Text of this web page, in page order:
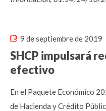
9 de septiembre de 2019
SHCP impulsará
efectivo
En el Paquete Económico
de Hacienda y Crédito